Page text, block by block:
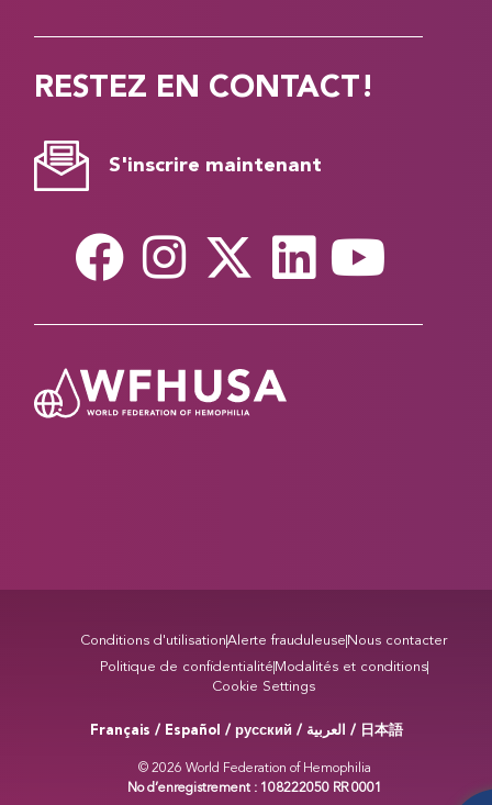
RESTEZ EN CONTACT!
S'inscrire maintenant
Conditions d'utilisationAlerte frauduleuse Nous contacter
Politique de confidentialité Modalités et conditions
Cookie Settings
Français / Español / русский / العربية / 日本語
© 2026 World Federation of Hemophilia
No d’enregistrement : 108222050 RR 0001